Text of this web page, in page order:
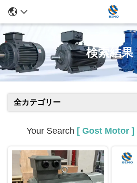
検索結果
全カテゴリー
Your Search [ Gost Motor ]